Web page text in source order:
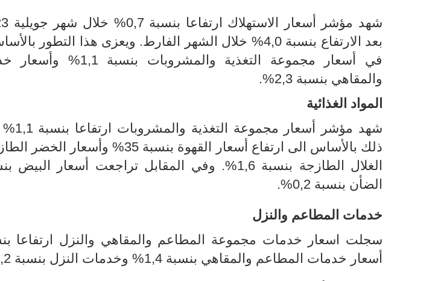
بعد الارتفاع بنسبة 4,0% خلال الشهر الفارط. ويعزى هذا
في أسعار مجموعة التغذية
والمقاهي بنسبة 2,3%.
المواد الغذائية
شهد مؤشر أسعار مجموعة التغذية والمشروبات ارتفاعا بنسبة1
,
1
%
ذلك بالأساس الى ارتفاع أسعار القهوة بنسبة 35% وأسعار الخضر الطازجة بنسبة 5,5% وأسعار
الغلال الطازجة بنسبة 6,
1%. وفي المقابل تراجعت أسعار
الضأن بنسبة 0,2%.
خدمات المطاعم والنزل
سجلت اسعار
أسعار خدمات المطاعم والمقاهي بنسبة 1,4% وخدمات النزل بنسبة 9,2%